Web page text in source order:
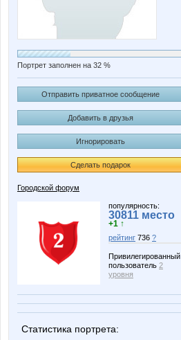
Портрет заполнен на 32 %
Отправить приватное сообщение
Добавить в друзья
Игнорировать
Сделать подарок
Городской форум
популярность:
30811 место
+1 ↑
рейтинг 736 ?
Привилегированный
пользователь 2
уровня
Статистика портрета: